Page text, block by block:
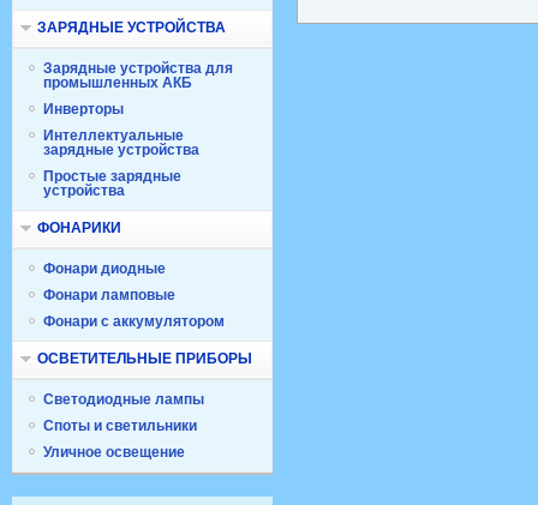
ЗАРЯДНЫЕ УСТРОЙСТВА
Зарядные устройства для
промышленных АКБ
Инверторы
Интеллектуальные
зарядные устройства
Простые зарядные
устройства
ФОНАРИКИ
Фонари диодные
Фонари ламповые
Фонари с аккумулятором
ОСВЕТИТЕЛЬНЫЕ ПРИБОРЫ
Светодиодные лампы
Споты и светильники
Уличное освещение